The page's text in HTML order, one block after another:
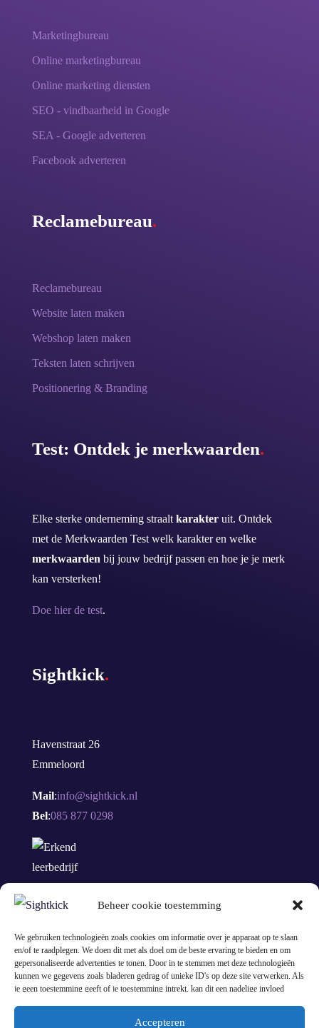
Beheer cookie toestemming
We gebruiken technologieën zoals cookies om informatie over je apparaat op te slaan
en/of te raadplegen. We doen dit met als doel om de beste ervaring te bieden en om
gepersonaliseerde advertenties te tonen. Door in te stemmen met deze technologieën
kunnen we gegevens zoals bladeren gedrag of unieke ID's op deze site verwerken. Als
je geen toestemming geeft of je toestemming intrekt, kan dit een nadelige invloed
Accepteren
Marketingbureau
Online marketingbureau
Online marketing diensten
SEO - vindbaarheid in Google
SEA - Google adverteren
Facebook adverteren
Reclamebureau.
Reclamebureau
Website laten maken
Webshop laten maken
Teksten laten schrijven
Positionering & Branding
Test: Ontdek je merkwaarden.
Elke sterke onderneming straalt karakteruit. Ontdek
met de Merkwaarden Test welk karakter en welke
merkwaarden bij jouw bedrijf passen en hoe je je merk
kan versterken!
Doe hier de test.
Sightkick.
Havenstraat 26
Emmeloord
Mail:info@sightkick.nl
Bel:085 877 0298